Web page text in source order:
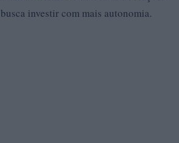
investir com mais autonomia.